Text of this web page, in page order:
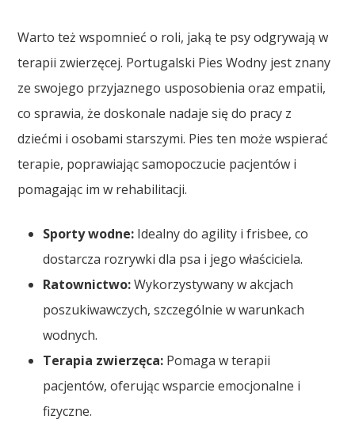
Warto też wspomnieć o roli, jaką te psy odgrywają w
terapii zwierzęcej. Portugalski Pies Wodny jest znany
ze swojego przyjaznego usposobienia oraz empatii,
co sprawia, że doskonale nadaje się do pracy z
dziećmi i osobami starszymi. Pies ten może wspierać
terapie, poprawiając samopoczucie pacjentów i
pomagając im w rehabilitacji.
Sporty wodne: Idealny do agility i frisbee, co
dostarcza rozrywki dla psa i jego właściciela.
Ratownictwo:Wykorzystywany w akcjach
poszukiwawczych, szczególnie w warunkach
wodnych.
Terapia zwierzęca: Pomaga w terapii
pacjentów, oferując wsparcie emocjonalne i
fizyczne.